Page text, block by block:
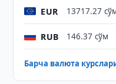
EUR 13717.27
RUB 146.37 сўм
Барча валюта